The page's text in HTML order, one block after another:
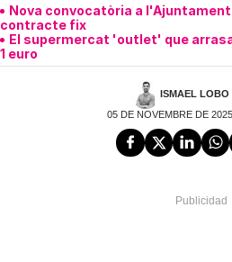
Nova convocatòria a
contracte fix
El supermercat 'outlet' que
1 euro
ISMAEL LOBO
05 DE NOVEMBRE DE